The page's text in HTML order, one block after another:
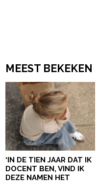
MEEST BEKEKEN
‘IN DE TIEN JAAR DAT IK
DOCENT BEN, VIND IK
DEZE NAMEN HET